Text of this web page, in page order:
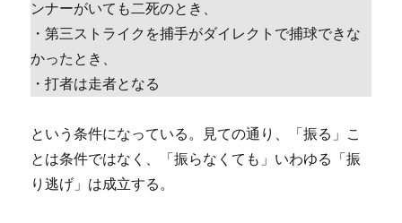
ンナーがいても二死のとき、
・第三ストライクを捕手がダイレクトで捕球できな
かったとき、
・打者は走者となる
という条件になっている。見ての通り、「振る」こ
とは条件ではなく、「振らなくても」いわゆる「振
り逃げ」は成立する。